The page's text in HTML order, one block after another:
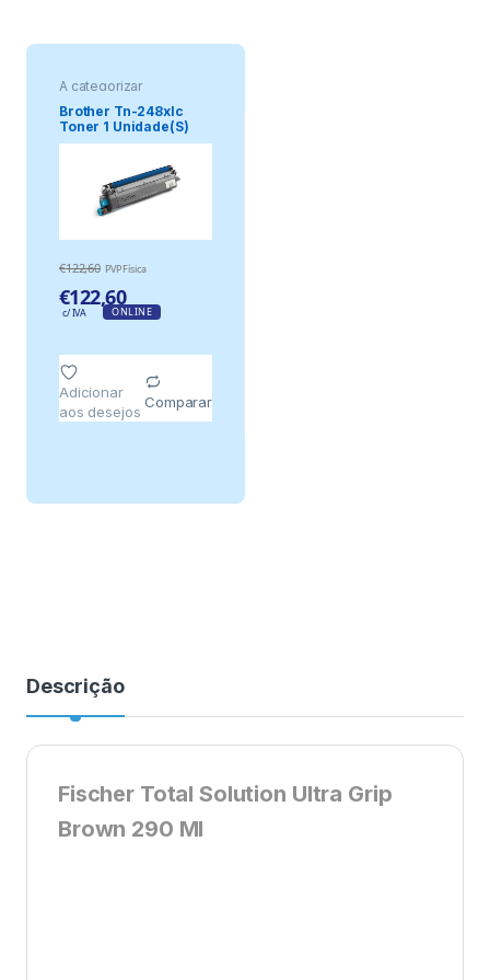
A categorizar
Brother Tn-248xlc
Toner 1 Unidade(S)
Original Cia.
€122,60 PVP Física
€122,60
c/ IVA ONLINE
Adicionar
aos desejos
Comparar
Descrição
Fischer Total Solution Ultra Grip
Brown 290 Ml